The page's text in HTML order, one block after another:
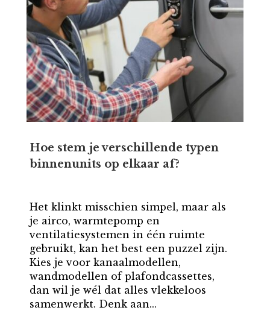
Hoe stem je verschillende typen
binnenunits op elkaar af?
Het klinkt misschien simpel, maar als
je airco, warmtepomp en
ventilatiesystemen in één ruimte
gebruikt, kan het best een puzzel zijn.
Kies je voor kanaalmodellen,
wandmodellen of plafondcassettes,
dan wil je wél dat alles vlekkeloos
samenwerkt. Denk aan...